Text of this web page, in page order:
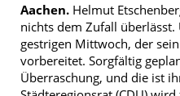
Aachen. Helmut
nichts dem Zufall
gestrigen Mittwoch, der
vorbereitet. Sorgfältig
Überraschung, und die ist